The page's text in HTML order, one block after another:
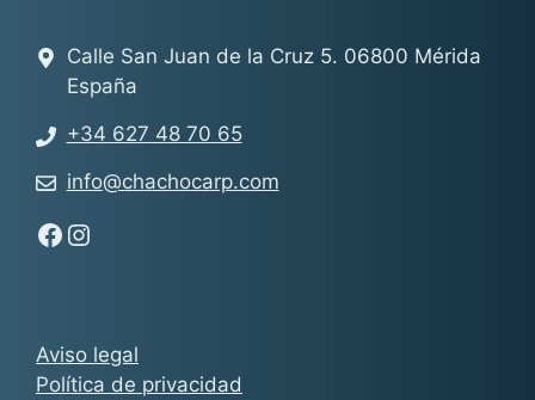
Aviso legal
Política de privacidad
Calle San Juan de la Cruz 5. 06800 Mérida
España
+34 627 48 70 65
info@chachocarp.com
Síguenos en Facebook - Chachocarp
Síguenos en Instagram - Chachocarp